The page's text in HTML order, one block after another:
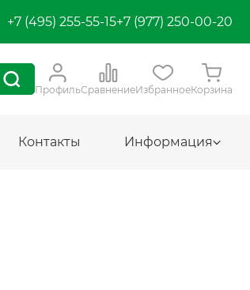
+7 (495) 255-55-15+7 (977) 250-00-20
ПрофильСравнениеИзбранноеКорзина
Контакты Информация